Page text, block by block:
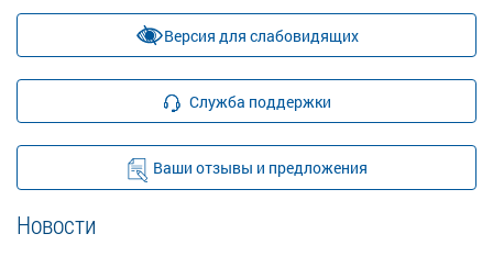
Версия для слабовидящих
Служба поддержки
Ваши отзывы и предложения
Новости